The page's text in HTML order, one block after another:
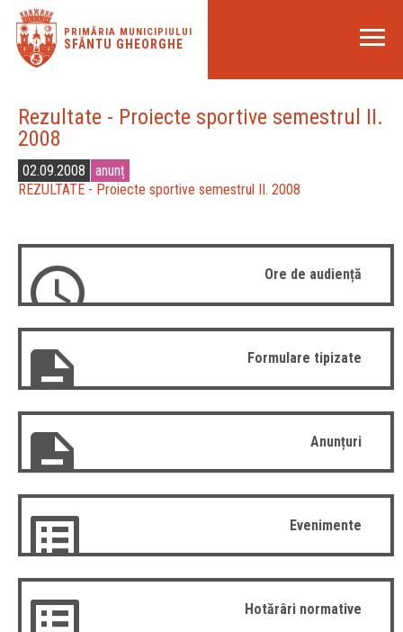
PRIMĂRIA MUNICIPIULUI
SFÂNTU GHEORGHE
Rezultate - Proiecte sportive semestrul II.
2008
02.09.2008
anunț
REZULTATE - Proiecte sportive semestrul II. 2008
Ore de audiență
Formulare tipizate
Anunțuri
Evenimente
Hotărâri normative